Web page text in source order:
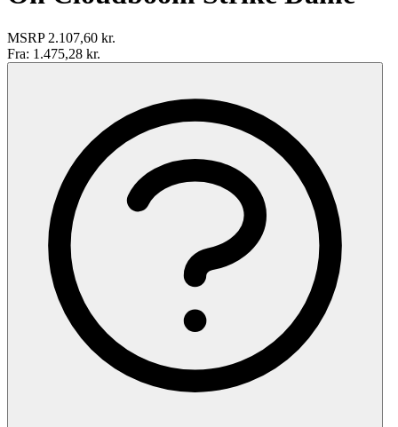
MSRP 2.107,60 kr.
Fra: 1.475,28 kr.